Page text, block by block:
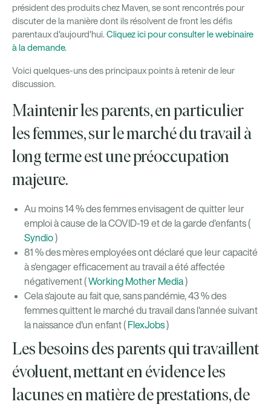
président des produits chez Maven, se sont rencontrés pour
discuter de la manière dont ils résolvent de front les défis
parentaux d'aujourd'hui. Cliquez ici pour consulter le webinaire
à la demande.
Voici quelques-uns des principaux points à retenir de leur
discussion.
Maintenir les parents, en particulier
les femmes, sur le marché du travail à
long terme est une préoccupation
majeure.
Au moins 14 % des femmes envisagent de quitter leur
emploi à cause de la COVID-19 et de la garde d'enfants (
Syndio )
81 % des mères employées ont déclaré que leur capacité
à s'engager efficacement au travail a été affectée
négativement (Working Mother Media )
Cela s'ajoute au fait que, sans pandémie, 43 % des
femmes quittent le marché du travail dans l'année suivant
la naissance d'un enfant ( FlexJobs )
Les besoins des parents qui travaillent
évoluent, mettant en évidence les
lacunes en matière de prestations, de